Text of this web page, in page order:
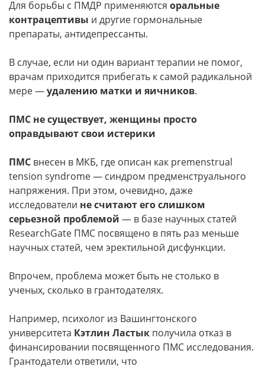
Для борьбы с ПМДР применяются оральные
контрацептивы и другие гормональные
препараты, антидепрессанты.
В случае, если ни один вариант терапии не помог,
врачам приходится прибегать к самой радикальной
мере —удалению матки и яичников.
ПМС не существует, женщины просто
оправдывают свои истерики
ПМС внесен в МКБ, где описан как premenstrual
tension syndrome — синдром предменструального
напряжения. При этом, очевидно, даже
исследователи не считают его слишком
серьезной проблемой — в базе научных статей
ResearchGate ПМС посвящено в пять раз меньше
научных статей, чем эректильной дисфункции.
Впрочем, проблема может быть не столько в
ученых, сколько в грантодателях.
Например, психолог из Вашингтонского
университета Кэтлин Ластык получила отказ в
финансировании посвященного ПМС исследования.
Грантодатели ответили, что